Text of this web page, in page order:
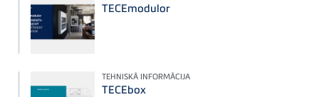
TECEmodulor
TEHNISKĀ INFORMĀCIJA
TECEbox